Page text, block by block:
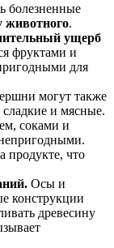
болезненные
животного.
ущерб
фруктами и
для
могут также
и мясные.
соками и
продукте, что
Осы и
конструкции
древесину